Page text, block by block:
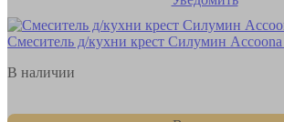
Смеситель д/кухни крест Силумин
В наличии